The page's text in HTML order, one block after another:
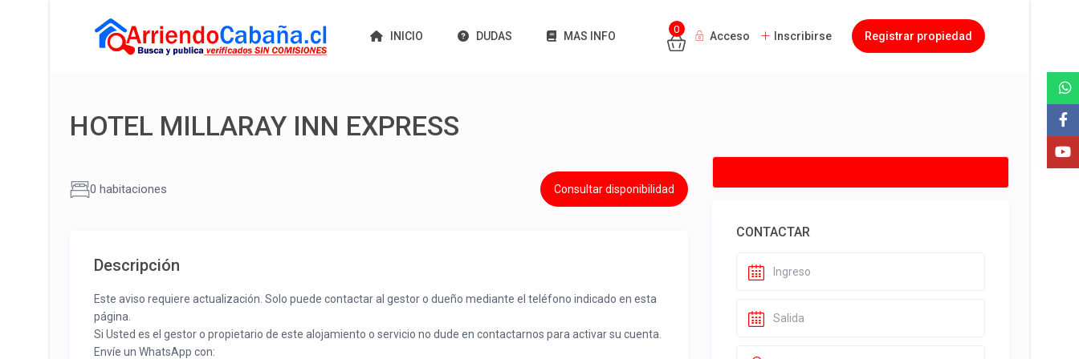
INICIO DUDAS MAS INFO
0
Acceso Inscribirse Registrar propiedad
HOTEL MILLARAY INN EXPRESS
0 habitaciones Consultar disponibilidad
Descripción
Este aviso requiere actualización. Solo puede contactar al gestor o dueño mediante el teléfono indicado en esta
página.
Si Usted es el gestor o propietario de este alojamiento o servicio no dude en contactarnos para activar su cuenta.
Envíe un WhatsApp con:
CONTACTAR